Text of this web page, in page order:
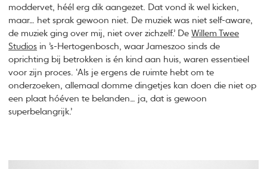
moddervet, héél erg dik aangezet. Dat vond ik wel kicken,
maar… het sprak gewoon niet. De muziek was niet self-aware,
de muziek ging over mij, niet over zichzelf.’ DeWillem Twee
Studios in ’s-Hertogenbosch, waar Jameszoo sinds de
oprichting bij betrokken is én kind aan huis, waren essentieel
voor zijn proces. ‘Als je ergens de ruimte hebt om te
onderzoeken, allemaal domme dingetjes kan doen die niet op
een plaat hóéven te belanden… ja, dat is gewoon
superbelangrijk.’